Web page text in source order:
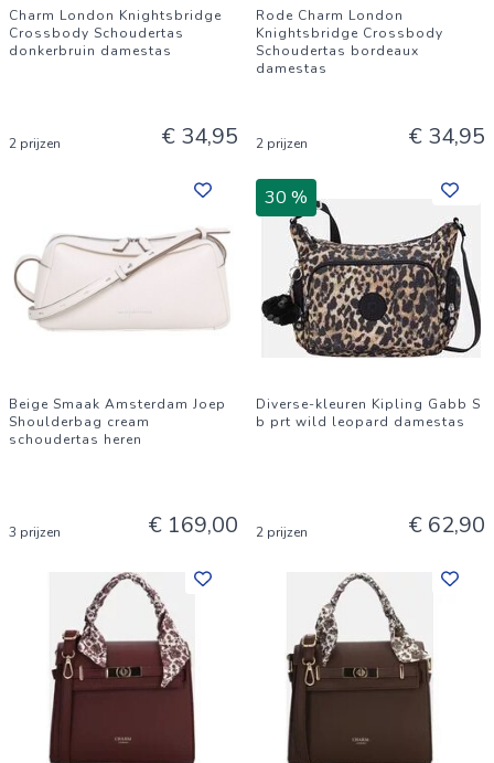
Charm London Knightsbridge
Crossbody Schoudertas
donkerbruin damestas
2 prijzen € 34,95
Rode Charm London
Knightsbridge Crossbody
Schoudertas bordeaux
damestas
2 prijzen € 34,95
Beige Smaak Amsterdam Joep
Shoulderbag cream
schoudertas heren
3 prijzen € 169,00
30 %
Diverse-kleuren Kipling Gabb S
b prt wild leopard damestas
2 prijzen € 62,90